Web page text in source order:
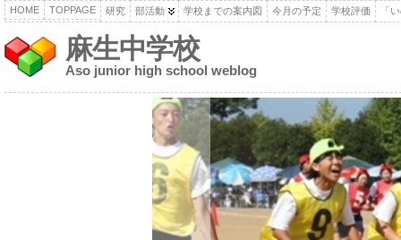
HOME TOPPAGE 研究 部活動 学校までの案内図 今月の予定 学校評価 「
麻生中学校
Aso junior high school weblog